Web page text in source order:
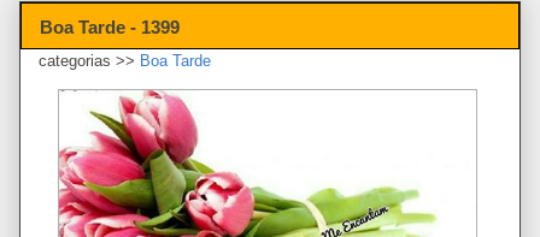
Boa Tarde - 1399
categorias >> Boa Tarde